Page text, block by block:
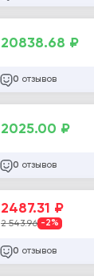
20838.68 ₽
0 отзывов
2025.00 ₽
0 отзывов
2487.31 ₽
2 543.96 -2%
0 отзывов